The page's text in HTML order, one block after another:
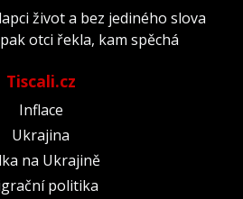
život a bez jediného slova
otci řekla, kam spěchá
Tiscali.cz
Inflace
Ukrajina
na Ukrajině
politika